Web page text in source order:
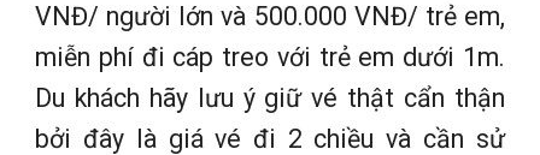
VNĐ/ người lớn và 500.000 VNĐ/ trẻ em,
miễn phí đi cáp treo với trẻ em dưới 1m.
Du khách hãy lưu ý giữ vé thật cẩn thận
bởi đây là giá vé đi 2 chiều và cần sử